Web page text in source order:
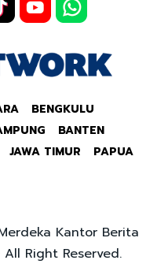
BENGKULU
BANTEN
JAWA TIMUR PAPUA
Kantor Berita
All Right Reserved.